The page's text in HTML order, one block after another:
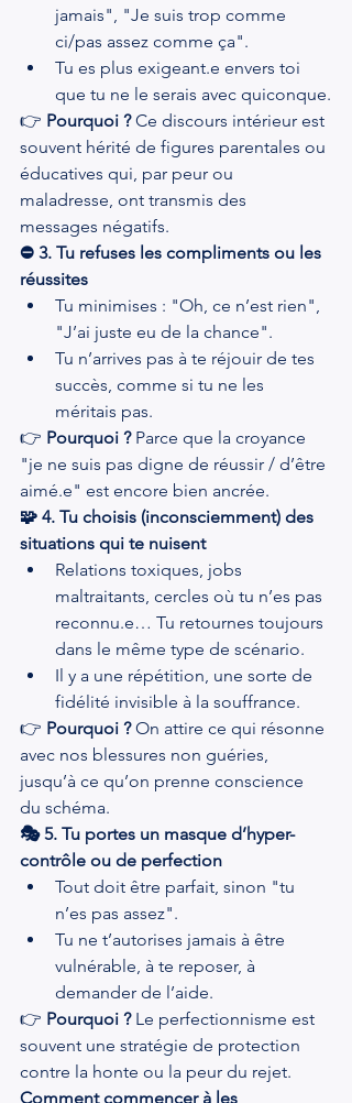
jamais", "Je suis trop comme
ci/pas assez comme ça".
Tu es plus exigeant.e envers toi
que tu ne le serais avec quiconque.
👉 Pourquoi ? Ce discours intérieur est
souvent hérité de figures parentales ou
éducatives qui, par peur ou
maladresse, ont transmis des
messages négatifs.
⛔ 3. Tu refuses les compliments ou les
réussites
Tu minimises : "Oh, ce n’est rien",
"J’ai juste eu de la chance".
Tu n’arrives pas à te réjouir de tes
succès, comme si tu ne les
méritais pas.
👉 Pourquoi ? Parce que la croyance
"je ne suis pas digne de réussir / d’être
aimé.e" est encore bien ancrée.
🧩 4. Tu choisis (inconsciemment) des
situations qui te nuisent
Relations toxiques, jobs
maltraitants, cercles où tu n’es pas
reconnu.e… Tu retournes toujours
dans le même type de scénario.
Il y a une répétition, une sorte de
fidélité invisible à la souffrance.
👉 Pourquoi ? On attire ce qui résonne
avec nos blessures non guéries,
jusqu’à ce qu’on prenne conscience
du schéma.
🎭 5. Tu portes un masque d’hyper-
contrôle ou de perfection
Tout doit être parfait, sinon "tu
n’es pas assez".
Tu ne t’autorises jamais à être
vulnérable, à te reposer, à
demander de l’aide.
👉 Pourquoi ? Le perfectionnisme est
souvent une stratégie de protection
contre la honte ou la peur du rejet.
Comment commencer à les